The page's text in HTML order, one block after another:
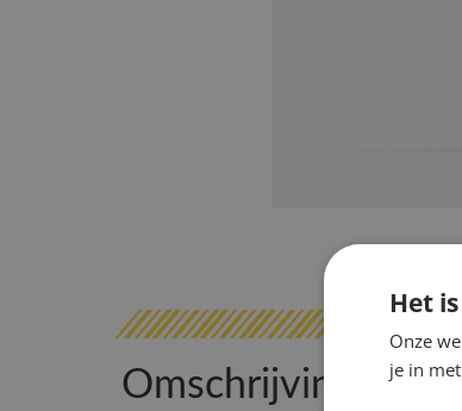
Omschrijving
Het
Onze
je in